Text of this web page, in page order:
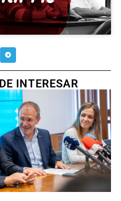
INTERESAR